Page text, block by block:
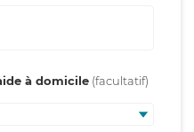
à domicile